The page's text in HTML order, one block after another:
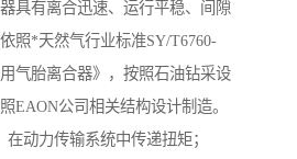
具有离合迅速、运行平稳、间隙
照*天然气行业标准SY/T6760-
气胎离合器》，按照石油钻采设
EAON公司相关结构设计制造。
动力传输系统中传递扭矩；